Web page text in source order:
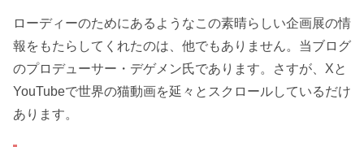
ローディーのためにあるようなこの素晴らしい企画展の情
報をもたらしてくれたのは、他でもありません。当ブログ
のプロデューサー・デゲメン氏であります。さすが、Xと
YouTubeで世界の猫動画を延々とスクロールしているだけ
あります。